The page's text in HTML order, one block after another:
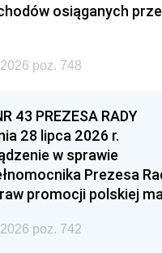
osiąganych
poz. 748
43 PREZESA RADY
28 lipca 2026 r.
w sprawie
Prezesa
promocji polskiej
poz. 742